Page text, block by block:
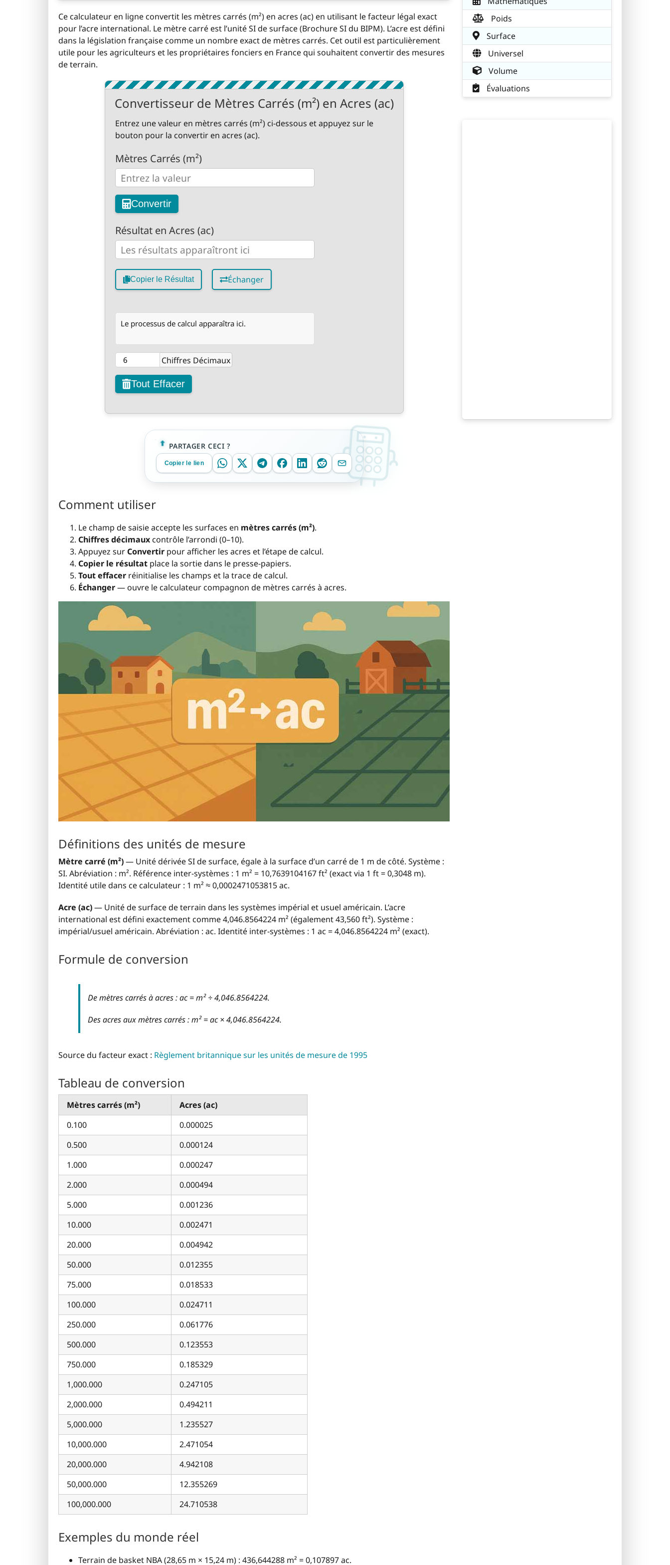
Ce calculateur en ligne convertit les mètres carrés (m²) en acres (ac) en utilisant le facteur légal exact
pour l’acre international. Le mètre carré est l’unité SI de surface (Brochure SI du BIPM). L’acre est défini
dans la législation française comme un nombre exact de mètres carrés. Cet outil est particulièrement
utile pour les agriculteurs et les propriétaires fonciers en France qui souhaitent convertir des mesures
de terrain.
Convertisseur de Mètres Carrés (m²) en Acres (ac)
Entrez une valeur en mètres carrés (m²) ci-dessous et appuyez sur le
bouton pour la convertir en acres (ac).
Mètres Carrés (m²)
Convertir
Résultat en Acres (ac)
Copier le Résultat Échanger
Le processus de calcul apparaîtra ici.
Chiffres Décimaux
Tout Effacer
PARTAGER CECI ?
Copier le lien
Comment utiliser
Le champ de saisie accepte les surfaces en mètres carrés (m²).
Chiffres décimaux contrôle l’arrondi (0–10).
Appuyez sur Convertir pour afficher les acres et l’étape de calcul.
Copier le résultat place la sortie dans le presse-papiers.
Tout effacer réinitialise les champs et la trace de calcul.
Échanger— ouvre le calculateur compagnon de mètres carrés à acres.
Définitions des unités de mesure
Mètre carré (m²)— Unité dérivée SI de surface, égale à la surface d’un carré de 1 m de côté. Système :
SI. Abréviation : m². Référence inter-systèmes : 1 m² = 10,7639104167 ft² (exact via 1 ft = 0,3048 m).
Identité utile dans ce calculateur : 1 m² ≈ 0,0002471053815 ac.
Acre (ac)— Unité de surface de terrain dans les systèmes impérial et usuel américain. L’acre
international est défini exactement comme 4,046.8564224 m² (également 43,560 ft²). Système :
impérial/usuel américain. Abréviation : ac. Identité inter-systèmes : 1 ac = 4,046.8564224 m² (exact).
Formule de conversion
De mètres carrés à acres : ac = m² ÷ 4,046.8564224.
Des acres aux mètres carrés : m² = ac × 4,046.8564224.
Source du facteur exact : Règlement britannique sur les unités de mesure de 1995
Tableau de conversion
Mètres carrés (m²)
Acres (ac)
0.100
0.000025
0.500
0.000124
1.000
0.000247
2.000
0.000494
5.000
0.001236
10.000
0.002471
20.000
0.004942
50.000
0.012355
75.000
0.018533
100.000
0.024711
250.000
0.061776
500.000
0.123553
750.000
0.185329
1,000.000
0.247105
2,000.000
0.494211
5,000.000
1.235527
10,000.000
2.471054
20,000.000
4.942108
50,000.000
12.355269
100,000.000
24.710538
Exemples du monde réel
Terrain de basket NBA (28,65 m × 15,24 m) : 436,644288 m² = 0,107897 ac.
Poids
Surface
Universel
Volume
Évaluations